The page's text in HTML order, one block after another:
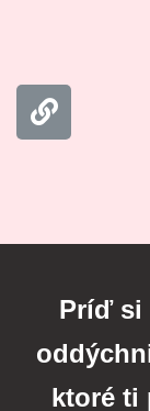
Príď si
ktoré ti